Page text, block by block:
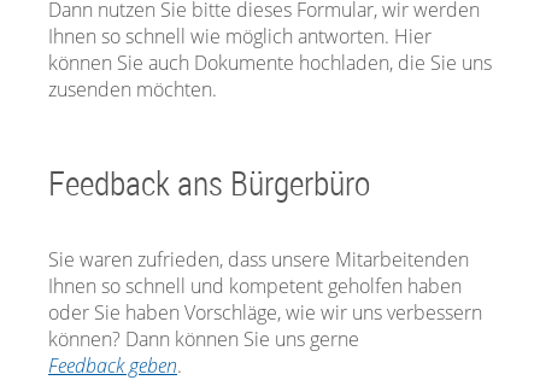
Dann nutzen Sie bitte dieses Formular, wir werden
Ihnen so schnell wie möglich antworten. Hier
können Sie auch Dokumente hochladen, die Sie uns
zusenden möchten.
Feedback ans Bürgerbüro
Sie waren zufrieden, dass unsere Mitarbeitenden
Ihnen so schnell und kompetent geholfen haben
oder Sie haben Vorschläge, wie wir uns verbessern
können? Dann können Sie uns gerne
Feedback geben.